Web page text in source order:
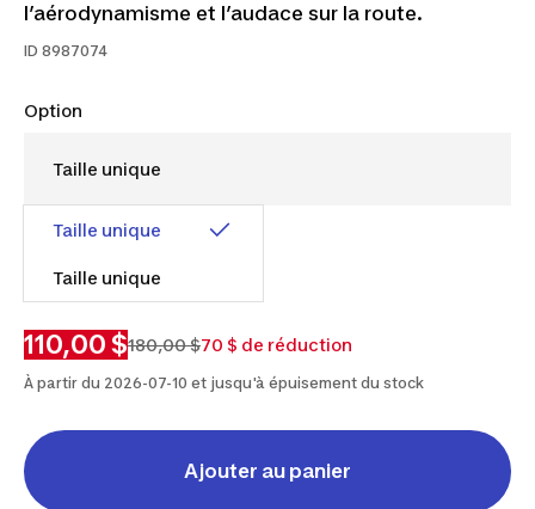
l’aérodynamisme et l’audace sur la route.
ID 8987074
Option
Taille unique
Taille unique
110,00 $180,00 $70 $ de réduction
À partir du 2026-07-10 et jusqu'à épuisement du stock
Ajouter au panier